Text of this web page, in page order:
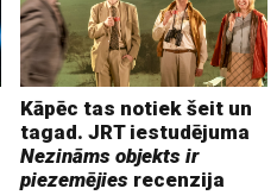
Kāpēc tas notiek šeit un
tagad. JRT iestudējuma
Nezināms objekts ir
piezemējies recenzija